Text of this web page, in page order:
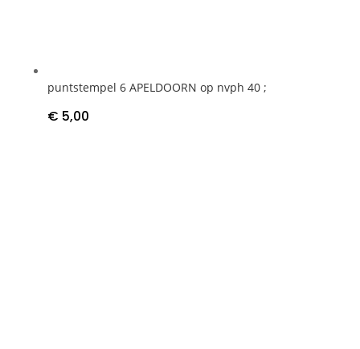
puntstempel 6 APELDOORN op nvph 40 ;
€ 5,00